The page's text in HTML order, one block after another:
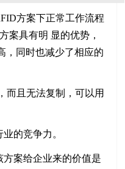
方案下正常工作流程
案具有明 显的优势，
，同时也减少了相应的
而且无法复制，可以用
的竞争力。
案给企业来的价值是